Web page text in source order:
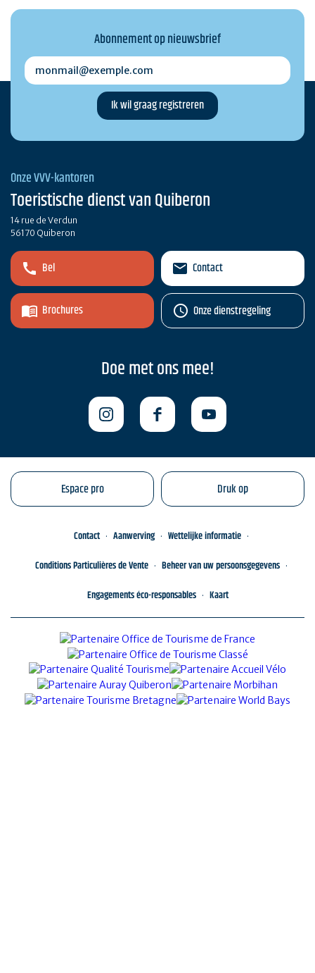
Abonnement op nieuwsbrief
monmail@exemple.com
Onze VVV-kantoren
Toeristische dienst van Quiberon
14 rue de Verdun
56170 Quiberon
Bel
Brochures
Contact
Onze dienstregeling
Doe met ons mee!
Espace pro Druk op
Contact Aanwerving
Wettelijke informatie
Conditions Particulières de Vente
Beheer van uw persoonsgegevens
Engagements éco-responsables
Kaart